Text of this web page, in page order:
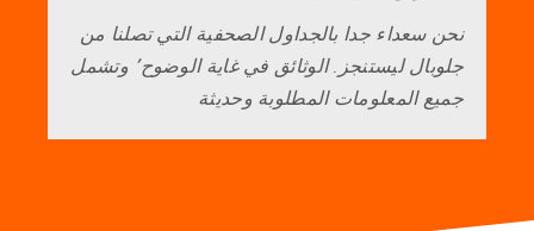
نحن سعداء جدا بالجداول الصحفية التي تصلنا من
جلوبال ليستنجز. الوثائق في غاية الوضوح٬ وتشمل
جميع المعلومات المطلوبة وحديثة